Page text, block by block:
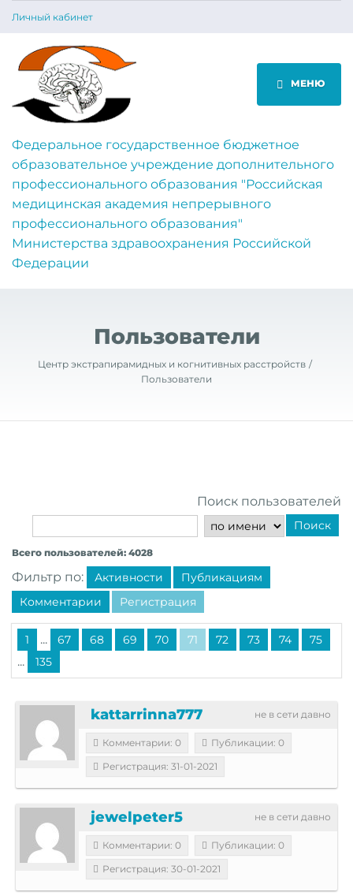
Личный кабинет
МЕНЮ
Федеральное государственное бюджетное
образовательное учреждение дополнительного
профессионального образования "Российская
медицинская академия непрерывного
профессионального образования"
Министерства здравоохранения Российской
Федерации
Пользователи
Центр экстрапирамидных и когнитивных расстройств
Пользователи
Поиск пользователей
Поиск
Всего пользователей: 4028
Фильтр по: Активности
Публикациям
Комментарии
Регистрация
1 ... 67 68 69 70 71 72 73 74 75
... 135
не в сети давно
kattarrinna777
Комментарии: 0
Публикации: 0
Регистрация: 31-01-2021
не в сети давно
jewelpeter5
Комментарии: 0
Публикации: 0
Регистрация: 30-01-2021